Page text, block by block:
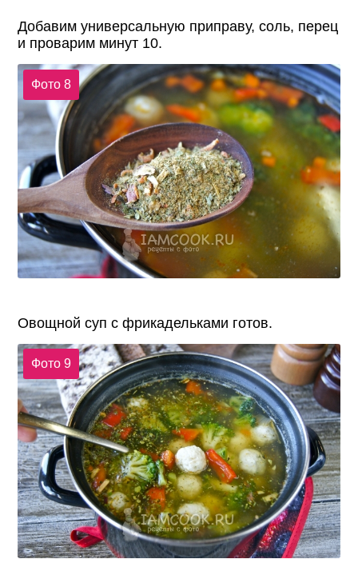
Добавим универсальную приправу, соль, перец
и проварим минут 10.
Фото 8
Овощной суп с фрикадельками готов.
Фото 9